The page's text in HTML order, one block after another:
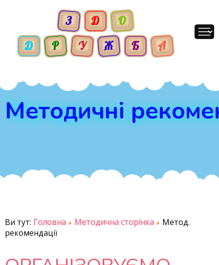
Методичні
Ви тут: Головна Методична сторінка
Метод.
рекомендації